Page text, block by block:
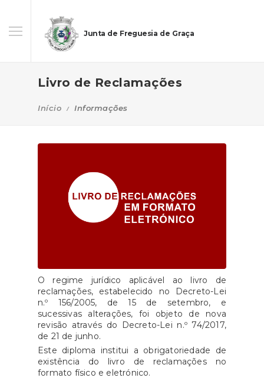
Junta de Freguesia de Graça
Livro de Reclamações
Início Informações
O regime jurídico aplicável ao livro de
reclamações, estabelecido no Decreto-Lei
n.º 156/2005, de 15 de setembro, e
sucessivas alterações, foi objeto de nova
revisão através do Decreto-Lei n.º 74/2017,
de 21 de junho.
Este diploma institui a obrigatoriedade de
existência do livro de reclamações no
formato físico e eletrónico.